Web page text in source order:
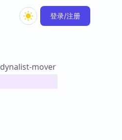
教程
登录/注册
mover